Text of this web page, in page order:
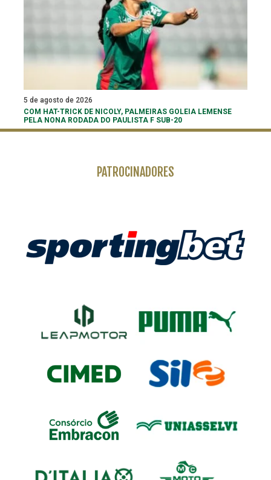
5 de agosto de 2026
COM HAT-TRICK DE NICOLY, PALMEIRAS GOLEIA LEMENSE
PELA NONA RODADA DO PAULISTA F SUB-20
PATROCINADORES